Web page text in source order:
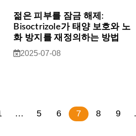
젊은 피부를 잠금 해제:
Bisoctrizole가 태양 보호와 노
화 방지를 재정의하는 방법
2025-07-08
… 5 6 7 8 9